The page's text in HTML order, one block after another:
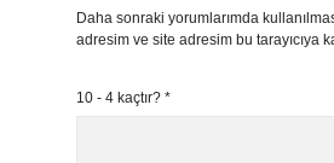
Daha sonraki yorumlarımda
adresim ve site adresim bu tarayıcıya
10 - 4 kaçtır? *